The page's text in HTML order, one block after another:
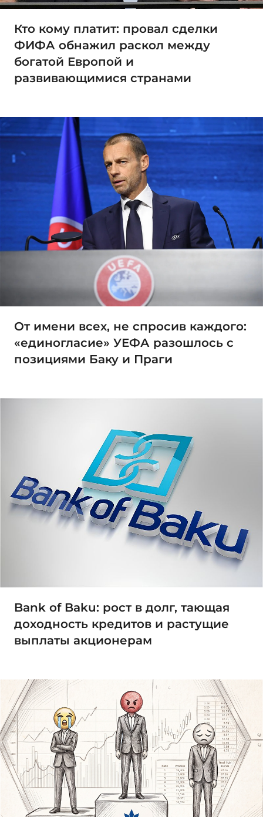
Кто кому платит: провал сделки
ФИФА обнажил раскол между
богатой Европой и
развивающимися странами
От имени всех, не спросив каждого:
«единогласие» УЕФА разошлось с
позициями Баку и Праги
Bank of Baku: рост в долг, тающая
доходность кредитов и растущие
выплаты акционерам